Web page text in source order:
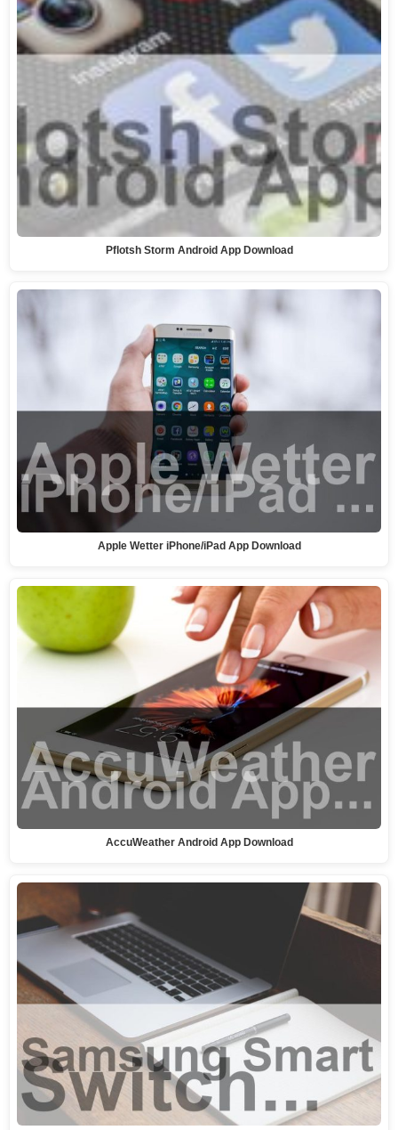
Pflotsh Storm Android App Download
Apple Wetter iPhone/iPad App Download
AccuWeather Android App Download